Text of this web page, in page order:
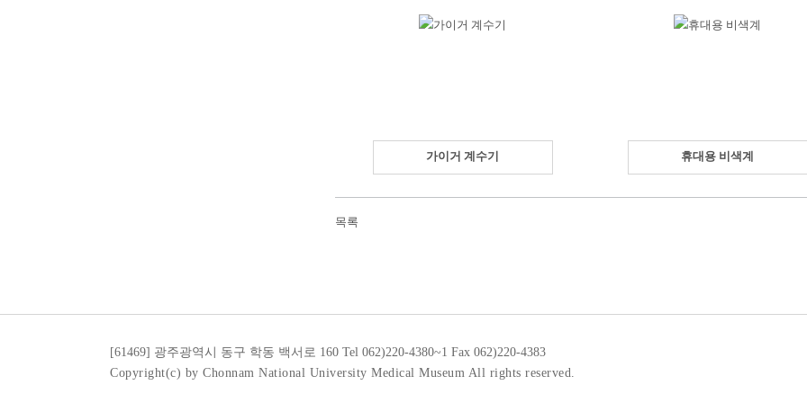
가이거 계수기 휴대용 비색계
목록
[61469] 광주광역시 동구 학동 백서로 160 Tel 062)220-4380~1 Fax 062)220-4383
Copyright(c) by Chonnam National University Medical Museum All rights reserved.